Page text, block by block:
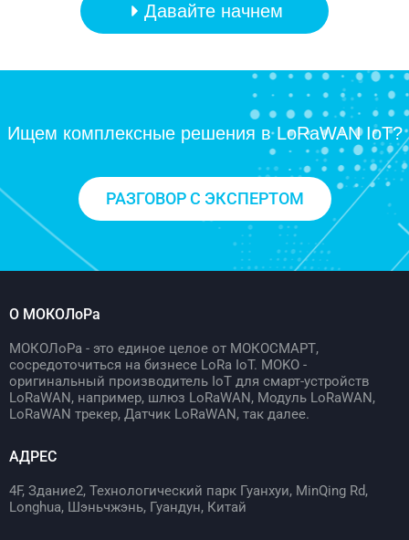
Давайте начнем
Ищем комплексные решения в LoRaWAN IoT?
РАЗГОВОР С ЭКСПЕРТОМ
О МОКОЛоРа
МОКОЛоРа - это единое целое от МОКОСМАРТ,
сосредоточиться на бизнесе LoRa IoT. MOKO -
оригинальный производитель IoT для смарт-устройств
LoRaWAN, например, шлюз LoRaWAN, Модуль LoRaWAN,
LoRaWAN трекер, Датчик LoRaWAN, так далее.
АДРЕС
4F, Здание2, Технологический парк Гуанхуи, MinQing Rd,
Longhua, Шэньчжэнь, Гуандун, Китай